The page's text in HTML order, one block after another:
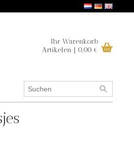
Ihr Warenkorb
Artikelen | 0,00 €